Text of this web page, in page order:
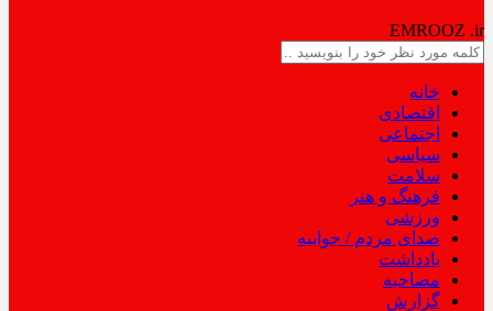
EMROOZ .ir
خانه
اقتصادی
اجتماعی
سیاسی
سلامت
فرهنگ و هنر
ورزشی
صدای مردم / جوابیه
یادداشت
مصاحبه
گزارش